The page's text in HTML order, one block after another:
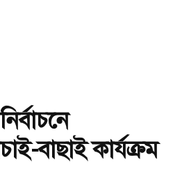
বাছাই কার্যক্রম